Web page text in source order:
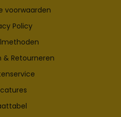
voorwaarden
Policy
& Retourneren